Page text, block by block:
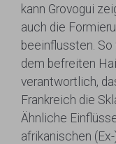
kann Grovogui
auch die
beeinflussten.
dem befreiten
verantwortlich,
Frankreich die
Ähnliche
afrikanischen